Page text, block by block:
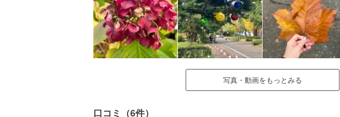
写真・動画をもっとみる
口コミ（6件）